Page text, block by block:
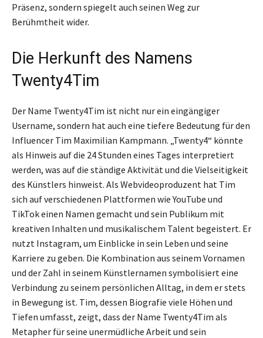
Präsenz, sondern spiegelt auch seinen Weg zur
Berühmtheit wider.
Die Herkunft des Namens
Twenty4Tim
Der Name Twenty4Tim ist nicht nur ein eingängiger
Username, sondern hat auch eine tiefere Bedeutung für den
Influencer Tim Maximilian Kampmann. „Twenty4“ könnte
als Hinweis auf die 24 Stunden eines Tages interpretiert
werden, was auf die ständige Aktivität und die Vielseitigkeit
des Künstlers hinweist. Als Webvideoproduzent hat Tim
sich auf verschiedenen Plattformen wie YouTube und
TikTok einen Namen gemacht und sein Publikum mit
kreativen Inhalten und musikalischem Talent begeistert. Er
nutzt Instagram, um Einblicke in sein Leben und seine
Karriere zu geben. Die Kombination aus seinem Vornamen
und der Zahl in seinem Künstlernamen symbolisiert eine
Verbindung zu seinem persönlichen Alltag, in dem er stets
in Bewegung ist. Tim, dessen Biografie viele Höhen und
Tiefen umfasst, zeigt, dass der Name Twenty4Tim als
Metapher für seine unermüdliche Arbeit und sein